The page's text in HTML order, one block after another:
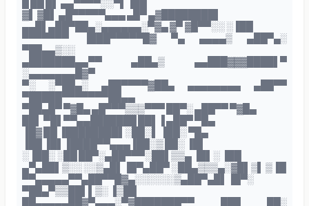
█ ██ █▌ ▄▄▀▀▀▀░░▀▌▐██
▓▌ ▓█▌ ▄█▀▀▀▀▀▄▄▄ ▄█▀ ▄▓████████▌
▄▄█▌▄██▀██▄░▄▄▄▄▄▄░▀▓▄ ▓▀ ▓█▀▀░░ ░▐██
▀▀▀▀▀▀▀ ▐███▀▀▀▀▀█▓ ▀▄ ▄▄▄▄▒ ▄██▀▄░
▀██▄▄▒░░
▄███████▄▄▀▀ ▄██▄▒ ▄▄███▓▓▓████▌▀
░▄▄▄▄▄▄▄█▓▀
▀░ ░▀██▄░ ▄██▀▀▀▀▓██▄ ▄▄▄▄▄▄▄▄ ▄██▀▀
▀█████▀▀▀▀▀▀▀██▄▄
▀██▄█▀ ▀▓█▄ ▄█▀▀▀▒▒▒▀▀▀ ██▀░ ▄██▀▀ ▀▓█▄
██▌ ▀█▌▀▀▄▄███████ ██▌▐ ▄██▀ ▀█▄
▐█▓ ██ ▐████████▌░██░▌ ▐██░ ▀█▄
▐██ ▐█▌▐████▀▀▄▄▄▐██░▒ ██░ ▐█▌
░▐██░ ░██ ██▀░▄██▀▀▀░██▌▒▒▄ ▐█▌░ ▐██
▄▀▄██▌▒░░ ░░▒▄█▌▐█▀▄██▀ ░██▄▒▒▒▄░▓█▌▒▌ ▒▐█
▀▀▄▄▄▄▄▀▀▄██▀▀█▓▄░░░░░░▒▄██▀▄█▌▐█▀░
▀██▄▀▒▒██▌▌▒░ ▐▒██
██▄▄▄▄▄██▓▀▄▄▄░▀▓███████▀▀ ███ ██░